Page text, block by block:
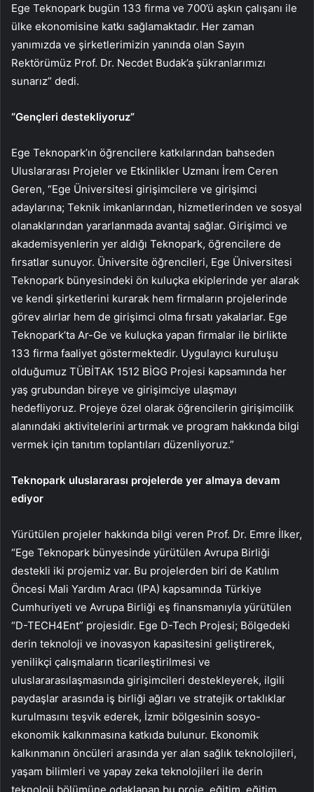
Ege Teknopark bugün 133 firma ve 700’ü aşkın çalışanı ile
ülke ekonomisine katkı sağlamaktadır. Her zaman
yanımızda ve şirketlerimizin yanında olan Sayın
Rektörümüz Prof. Dr. Necdet Budak’a şükranlarımızı
sunarız” dedi.
“Gençleri destekliyoruz”
Ege Teknopark’ın öğrencilere katkılarından bahseden
Uluslararası Projeler ve Etkinlikler Uzmanı İrem Ceren
Geren, “Ege Üniversitesi girişimcilere ve girişimci
adaylarına; Teknik imkanlarından, hizmetlerinden ve sosyal
olanaklarından yararlanmada avantaj sağlar. Girişimci ve
akademisyenlerin yer aldığı Teknopark, öğrencilere de
fırsatlar sunuyor. Üniversite öğrencileri, Ege Üniversitesi
Teknopark bünyesindeki ön kuluçka ekiplerinde yer alarak
ve kendi şirketlerini kurarak hem firmaların projelerinde
görev alırlar hem de girişimci olma fırsatı yakalarlar. Ege
Teknopark’ta Ar-Ge ve kuluçka yapan firmalar ile birlikte
133 firma faaliyet göstermektedir. Uygulayıcı kuruluşu
olduğumuz TÜBİTAK 1512 BİGG Projesi kapsamında her
yaş grubundan bireye ve girişimciye ulaşmayı
hedefliyoruz. Projeye özel olarak öğrencilerin girişimcilik
alanındaki aktivitelerini artırmak ve program hakkında bilgi
vermek için tanıtım toplantıları düzenliyoruz.”
Teknopark uluslararası projelerde yer almaya devam
ediyor
Yürütülen projeler hakkında bilgi veren Prof. Dr. Emre İlker,
“Ege Teknopark bünyesinde yürütülen Avrupa Birliği
destekli iki projemiz var. Bu projelerden biri de Katılım
Öncesi Mali Yardım Aracı (IPA) kapsamında Türkiye
Cumhuriyeti ve Avrupa Birliği eş finansmanıyla yürütülen
“D-TECH4Ent” projesidir. Ege D-Tech Projesi; Bölgedeki
derin teknoloji ve inovasyon kapasitesini geliştirerek,
yenilikçi çalışmaların ticarileştirilmesi ve
uluslararasılaşmasında girişimcileri destekleyerek, ilgili
paydaşlar arasında iş birliği ağları ve stratejik ortaklıklar
kurulmasını teşvik ederek, İzmir bölgesinin sosyo-
ekonomik kalkınmasına katkıda bulunur. Ekonomik
kalkınmanın öncüleri arasında yer alan sağlık teknolojileri,
yaşam bilimleri ve yapay zeka teknolojileri ile derin
teknoloji bölümüne odaklanan bu proje, eğitim, eğitim,